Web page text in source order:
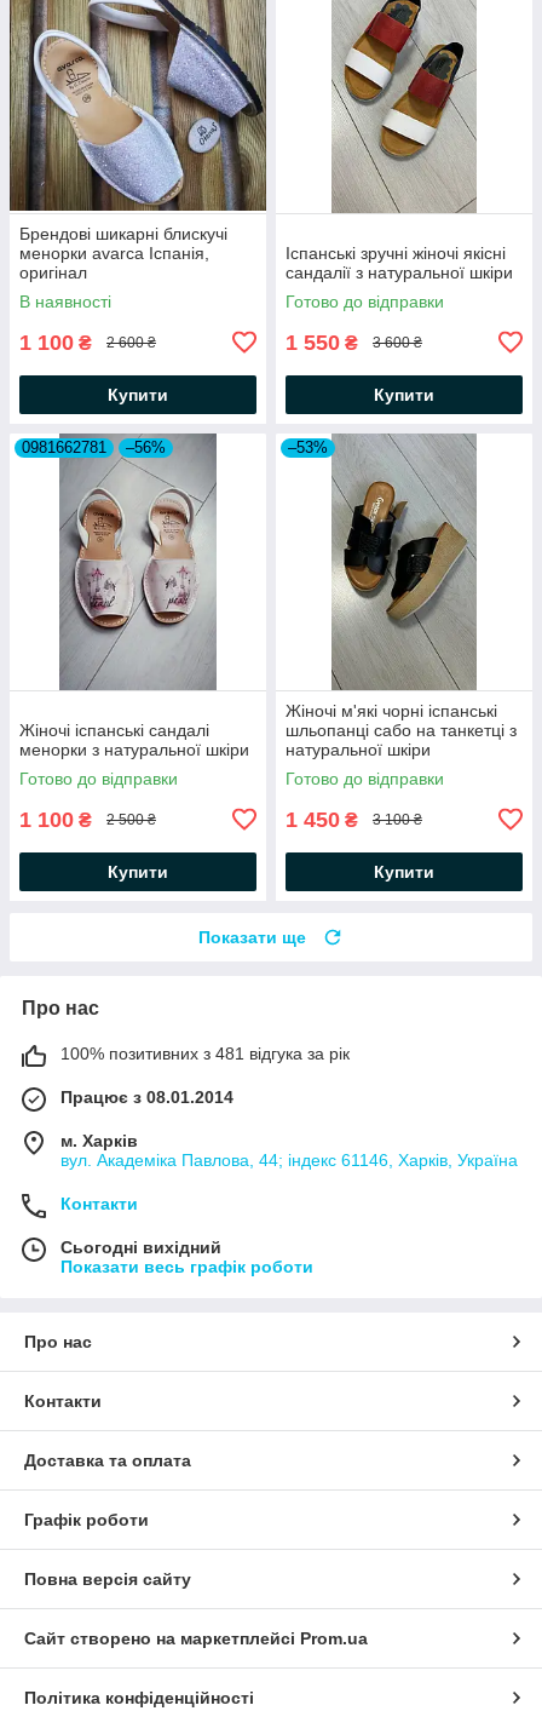
Брендові шикарні блискучі
менорки avarca Іспанія,
оригінал
В наявності
1 100 ₴ 2 600 ₴
Купити
Іспанські зручні жіночі якісні
сандалії з натуральної шкіри
Готово до відправки
1 550 ₴ 3 600 ₴
Купити
0981662781 –56%
Жіночі іспанські сандалі
менорки з натуральної шкіри
Готово до відправки
1 100 ₴ 2 500 ₴
Купити
–53%
Жіночі м'які чорні іспанські
шльопанці сабо на танкетці з
натуральної шкіри
Готово до відправки
1 450 ₴ 3 100 ₴
Купити
Показати ще
Про нас
100% позитивних з 481 відгука за рік
Працює з 08.01.2014
м. Харків
вул. Академіка Павлова, 44; індекс 61146, Харків, Україна
Контакти
Сьогодні вихідний
Показати весь графік роботи
Про нас
Контакти
Доставка та оплата
Графік роботи
Повна версія сайту
Сайт створено на маркетплейсі Prom.ua
Політика конфіденційності